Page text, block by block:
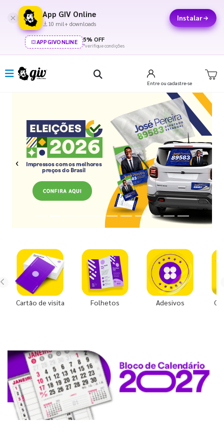
App GIV Online
10 mil+ downloads
Instalar
APPGIVONLINE 5% OFF
*verifique condições
Entre ou cadastre-se
Previous Next
Cartão de visita Folhetos Adesivos